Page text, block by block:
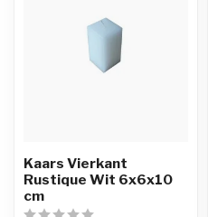
Kaars Vierkant
Rustique Wit 6x6x10
cm